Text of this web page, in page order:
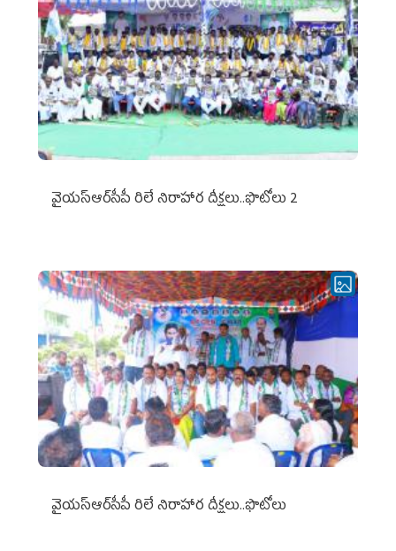
వైయ‌స్ఆర్‌సీపీ రిలే నిరాహార దీక్షలు..ఫొటోలు 2
వైయ‌స్ఆర్‌సీపీ రిలే నిరాహార దీక్షలు..ఫొటోలు